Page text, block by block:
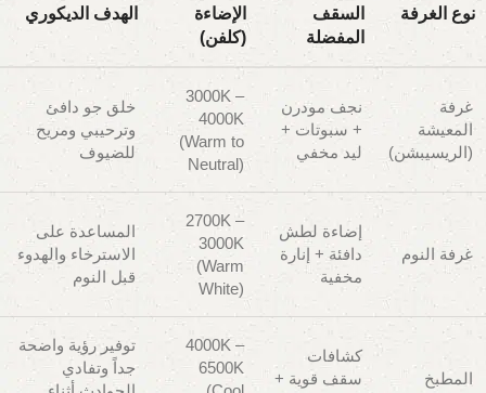
نوع الغرفة
السقف
المفضلة
الإضاءة
(كلفن)
الهدف الديكوري
غرفة
المعيشة
(الريسيبشن)
نجف مودرن
+ سبوتات +
ليد مخفي
3000K –
4000K
(Warm to
Neutral)
خلق جو دافئ
وترحيبي ومريح
للضيوف
غرفة النوم
إضاءة لطش
دافئة + إنارة
مخفية
2700K –
3000K
(Warm
White)
المساعدة على
الاسترخاء والهدوء
قبل النوم
المطبخ
كشافات
سقف قوية +
4000K –
6500K
توفير رؤية واضحة
جداً وتفادي